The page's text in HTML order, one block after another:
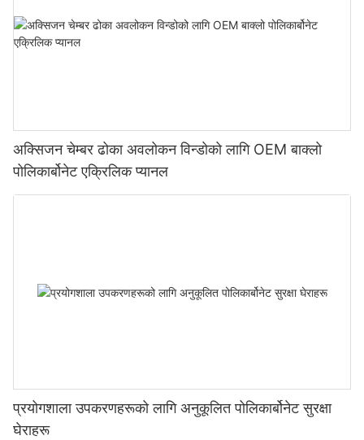
अक्सिजन चेम्बर ढोका अवलोकन विन्डोको लागि OEM बाक्लो
पोलिकार्बोनेट एक्रिलिक प्यानल
प्रयोगशाला उपकरणहरूको लागि अनुकूलित पोलिकार्बोनेट सुरक्षा
घेराहरू